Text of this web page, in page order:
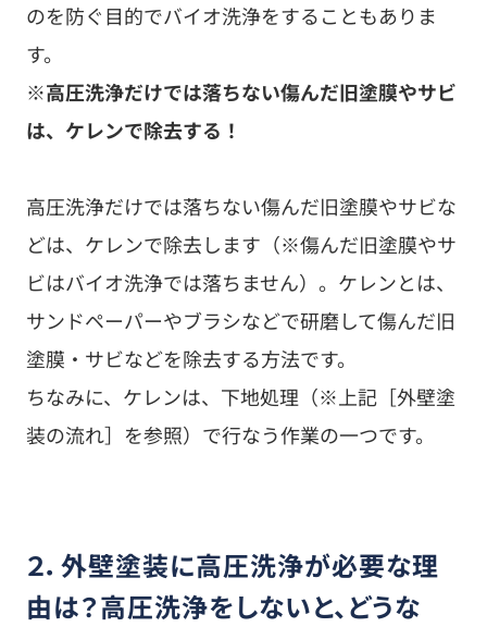
のを防ぐ目的でバイオ洗浄をすることもありま
す。
※高圧洗浄だけでは落ちない傷んだ旧塗膜やサビ
は、ケレンで除去する！
高圧洗浄だけでは落ちない傷んだ旧塗膜やサビな
どは、ケレンで除去します（※傷んだ旧塗膜やサ
ビはバイオ洗浄では落ちません）。ケレンとは、
サンドペーパーやブラシなどで研磨して傷んだ旧
塗膜・サビなどを除去する方法です。
ちなみに、ケレンは、下地処理（※上記［外壁塗
装の流れ］を参照）で行なう作業の一つです。
２．外壁塗装に高圧洗浄が必要な理
由は？高圧洗浄をしないと、どうな